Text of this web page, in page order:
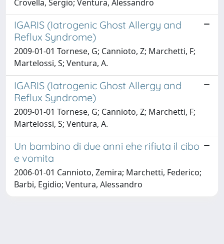
Crovella, Sergio; Ventura, Alessandro
IGARIS (Iatrogenic Ghost Allergy and
Reflux Syndrome)
2009-01-01 Tornese, G; Cannioto, Z; Marchetti, F;
Martelossi, S; Ventura, A.
IGARIS (Iatrogenic Ghost Allergy and
Reflux Syndrome)
2009-01-01 Tornese, G; Cannioto, Z; Marchetti, F;
Martelossi, S; Ventura, A.
Un bambino di due anni ehe rifiuta il cibo
e vomita
2006-01-01 Cannioto, Zemira; Marchetti, Federico;
Barbi, Egidio; Ventura, Alessandro